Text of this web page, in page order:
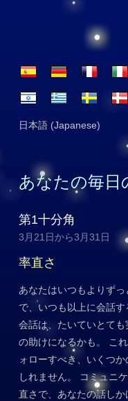
日本語 (Japanese)
あなたの毎日
第1十分角
3月21日から3月31日
率直さ
あなたはいつもよりず
で、いつも以上に会話
会話は、たいていとて
の助けになるかも。 こ
ォローすべき、いくつ
しれません。 コミュニ
直さで、あなたの話し